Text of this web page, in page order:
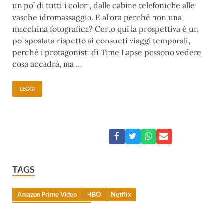
un po’ di tutti i colori, dalle cabine telefoniche alle
vasche idromassaggio. E allora perché non una
macchina fotografica? Certo qui la prospettiva è un
po’ spostata rispetto ai consueti viaggi temporali,
perché i protagonisti di Time Lapse possono vedere
cosa accadrà, ma …
LEGGI
TAGS
Amazon Prime Video HBO
Netflix